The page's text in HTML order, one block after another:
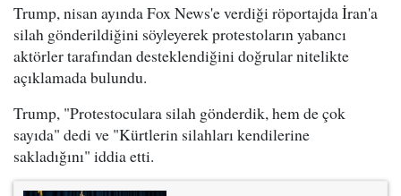
Trump, nisan ayında Fox News'e verdiği röportajda İran'a
silah gönderildiğini söyleyerek protestoların yabancı
aktörler tarafından desteklendiğini doğrular nitelikte
açıklamada bulundu.
Trump, "Protestoculara silah gönderdik, hem de çok
sayıda" dedi ve "Kürtlerin silahları kendilerine
sakladığını" iddia etti.